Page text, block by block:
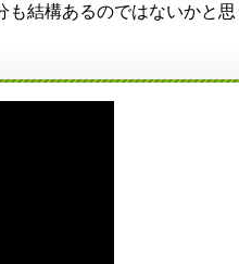
結構あるのではないかと